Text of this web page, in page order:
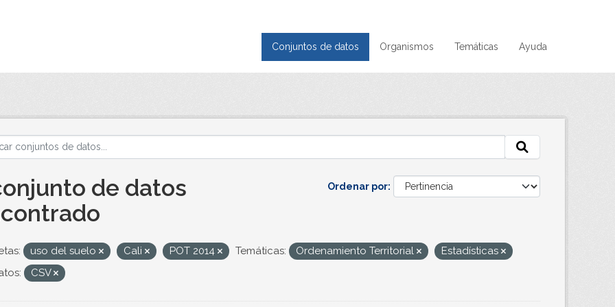
Conjuntos de datos Organismos Temáticas Ayuda
Ordenar por
de datos
uso del suelo Cali POT 2014 Temáticas: Ordenamiento Territorial
Estadísticas
CSV